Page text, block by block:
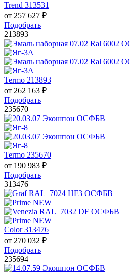
Trend 313531
от 257 627 ₽
Подобрать
213893
Termo 213893
от 262 163 ₽
Подобрать
235670
Termo 235670
от 190 983 ₽
Подобрать
313476
Color 313476
от 270 032 ₽
Подобрать
235694